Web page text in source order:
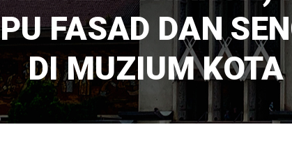
FASAD DAN
DI MUZIUM